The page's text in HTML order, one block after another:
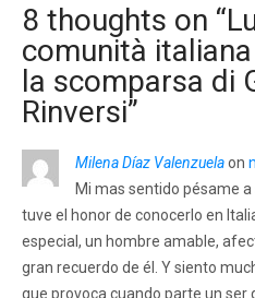
8 thoughts on “
comunità
la scomparsa di
Rinversi”
Milena Díaz Valenzuelaon
Mi mas sentido pésame
tuve el honor de conocerlo en
especial, un hombre amable,
gran recuerdo de él. Y siento
que provoca cuando parte un ser